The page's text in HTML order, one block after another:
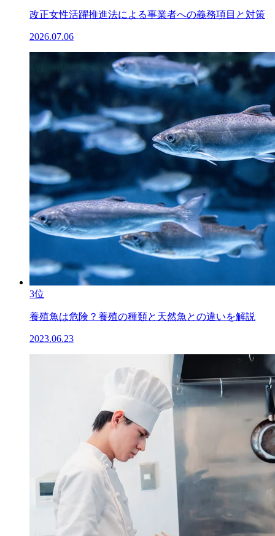
改正女性活躍推進法による事業者への義務項目と対策
2026.07.06
3位
養殖魚は危険？養殖の種類と天然魚との違いを解説
2023.06.23